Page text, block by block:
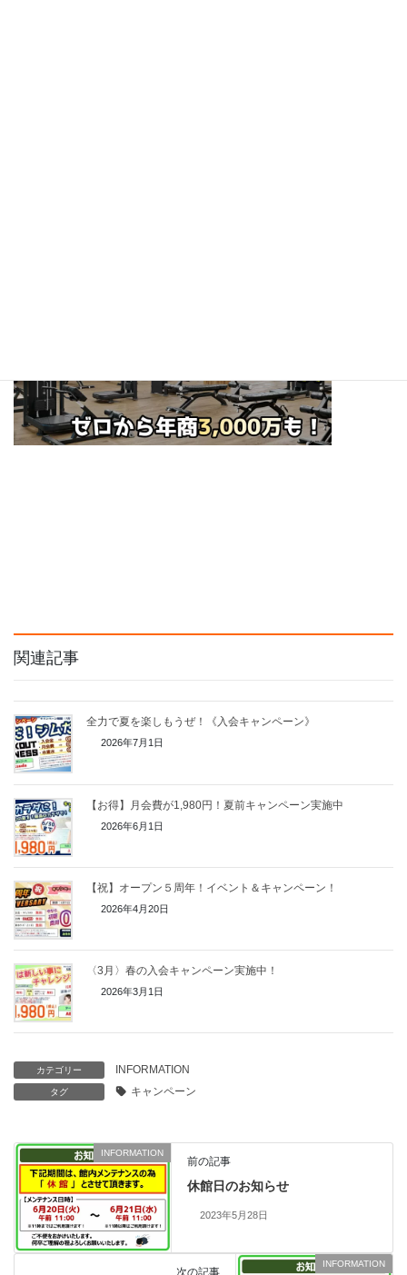
関連記事
全力で夏を楽しもうぜ！《入会キャンペーン》
2026年7月1日
【お得】月会費が1,980円！夏前キャンペーン実施中
2026年6月1日
【祝】オープン５周年！イベント＆キャンペーン！
2026年4月20日
〈3月〉春の入会キャンペーン実施中！
2026年3月1日
カテゴリー INFORMATION
タグ キャンペーン
INFORMATION
前の記事
休館日のお知らせ
2023年5月28日
INFORMATION
次の記事